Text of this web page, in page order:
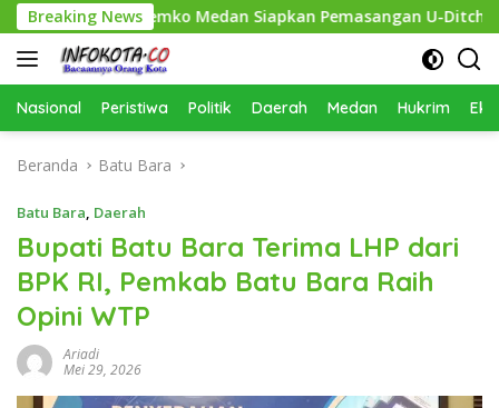
Langsung
ke
konten
Breaking News
Pemko Medan Siapkan Pemasangan U-Ditch pada 2027
Nasional Peristiwa Politik Daerah Medan Hukrim
Beranda Batu Bara
Batu Bara, Daerah
Bupati Batu Bara Terima LHP dari
BPK RI, Pemkab Batu Bara Raih
Opini WTP ​
Ariadi
Mei 29, 2026